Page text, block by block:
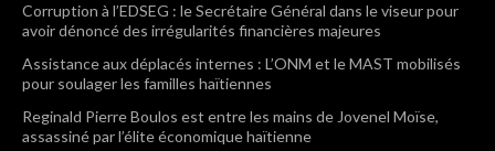
Corruption à l’EDSEG : le Secrétaire Général dans le viseur pour
avoir dénoncé des irrégularités financières majeures
Assistance aux déplacés internes : L’ONM et le MAST mobilisés
pour soulager les familles haïtiennes
Reginald Pierre Boulos est entre les mains de Jovenel Moïse,
assassiné par l’élite économique haïtienne